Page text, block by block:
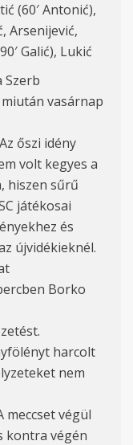
(60′ Antonić),
Arsenijević,
Galić), Lukić
Szerb
vasárnap
őszi idény
volt kegyes a
hiszen sűrű
játékosai
és
újvidékieknél.
Borko
harcolt
nem
meccset végül
kontra végén